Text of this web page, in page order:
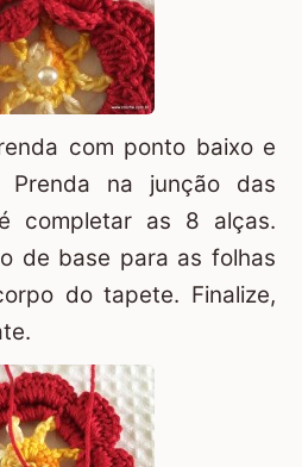
com ponto baixo e
na junção das
completar as 8 alças.
de base para as folhas
do tapete. Finalize,